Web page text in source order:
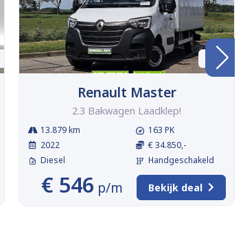
BTW
Renault Master
2.3 Bakwagen Laadklep!
13.879 km
2022
Diesel
163 PK
€ 34.850,-
Handgeschakeld
€ 546 p/m Bekijk deal